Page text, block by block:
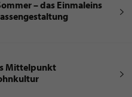
– das Einmaleins
Mittelpunkt